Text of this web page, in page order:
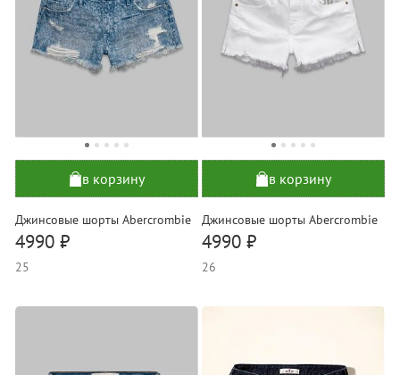
в корзину
Джинсовые шорты Abercrombie
4990 ₽
25
в корзину
Джинсовые шорты Abercrombie
4990 ₽
26